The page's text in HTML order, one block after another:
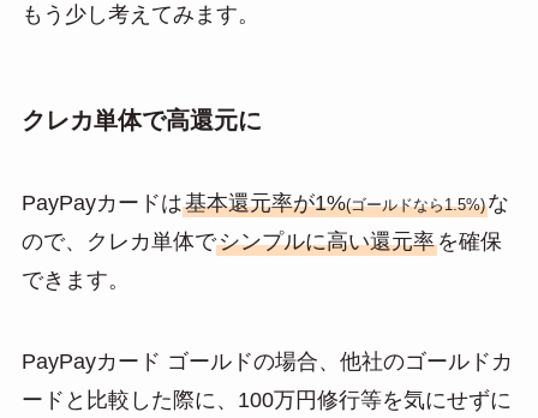
もう少し考えてみます。
クレカ単体で高還元に
PayPayカードは基本還元率が1%(ゴールドなら1.5%)な
ので、クレカ単体でシンプルに高い還元率を確保
できます。
PayPayカード ゴールドの場合、他社のゴールドカ
ードと比較した際に、100万円修行等を気にせずに